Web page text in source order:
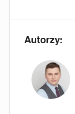
Autorzy: